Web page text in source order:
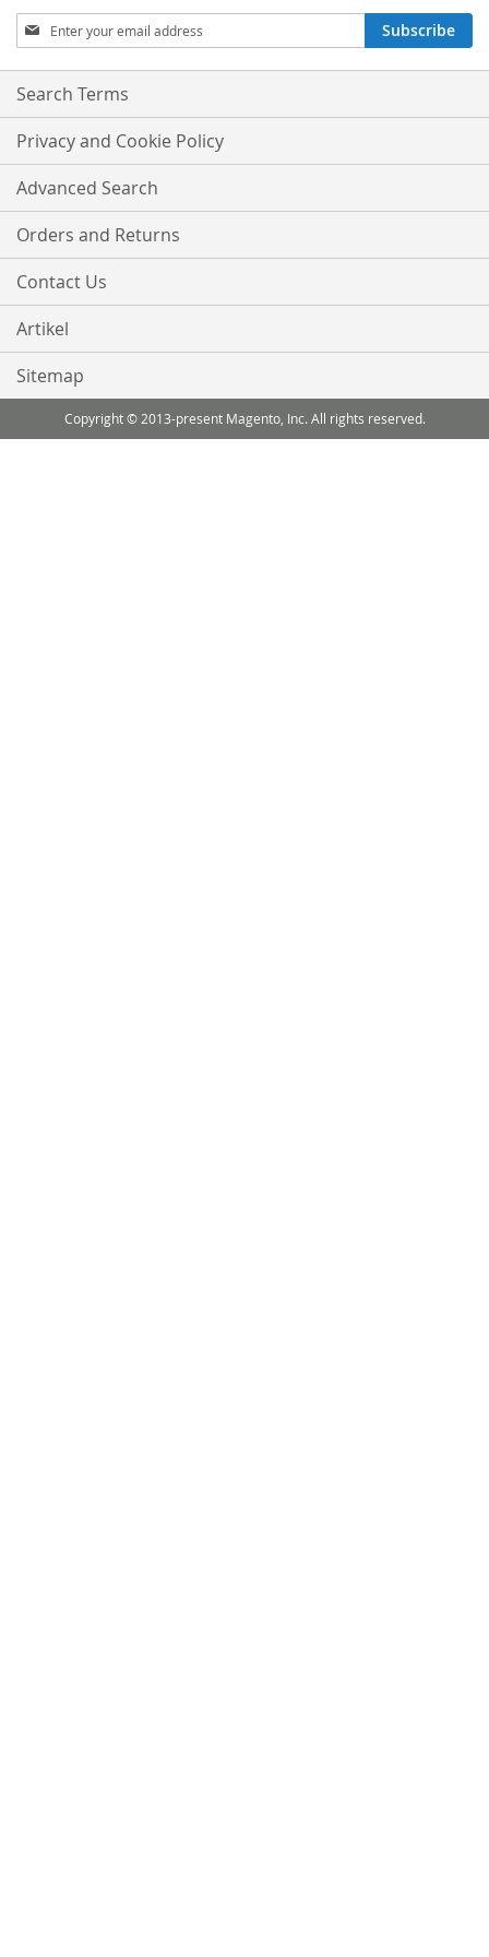
Sign
Up
for
Our
Subscribe
Search Terms
Privacy and Cookie Policy
Advanced Search
Orders and Returns
Contact Us
Artikel
Sitemap
Copyright © 2013-present Magento, Inc. All rights reserved.